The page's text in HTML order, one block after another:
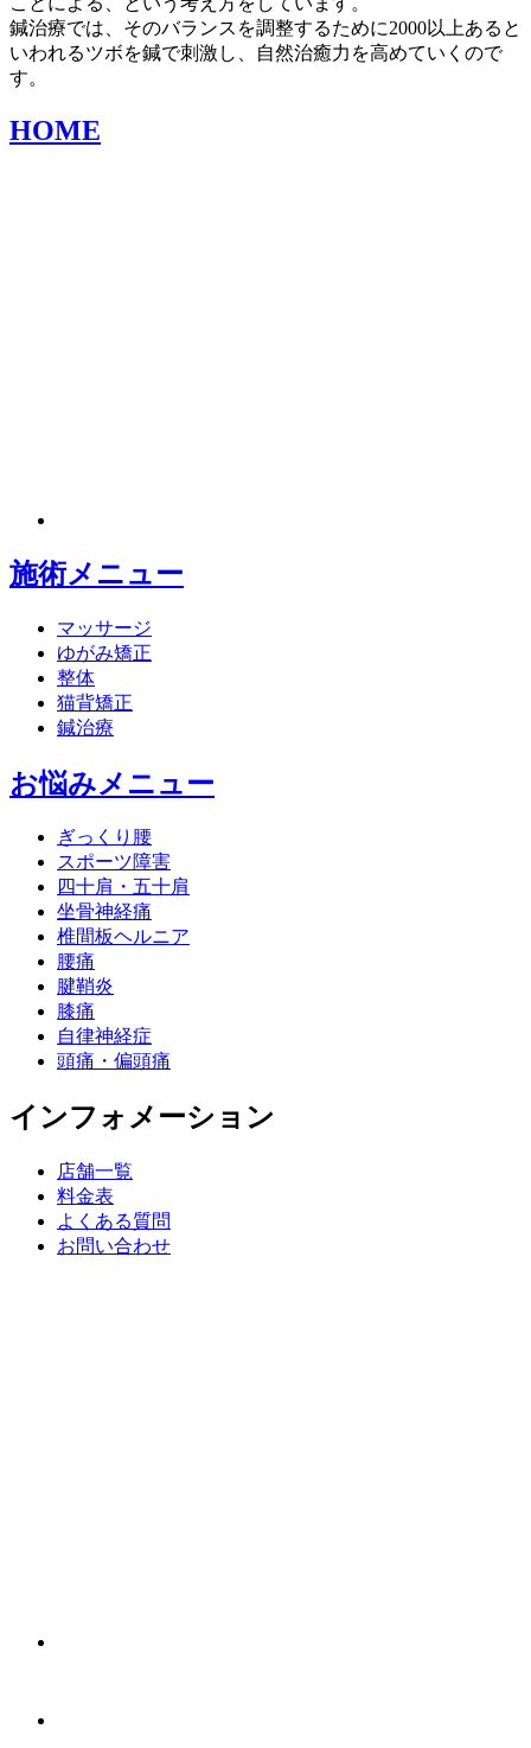
鍼治療では、そのバランスを調整するために2000以上あると
いわれるツボを鍼で刺激し、自然治癒力を高めていくので
す。
HOME
施術メニュー
マッサージ
ゆがみ矯正
整体
猫背矯正
鍼治療
お悩みメニュー
ぎっくり腰
スポーツ障害
四十肩・五十肩
坐骨神経痛
椎間板ヘルニア
腰痛
腱鞘炎
膝痛
自律神経症
頭痛・偏頭痛
インフォメーション
店舗一覧
料金表
よくある質問
お問い合わせ